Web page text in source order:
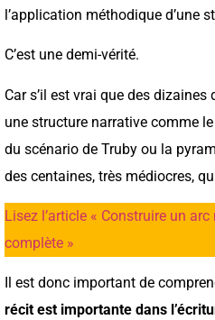
l’application méthodique d’une
C’est une demi-vérité.
Car s’il est vrai que des
une structure narrative comme
du scénario de Truby ou la
des centaines, très médiocres,
Lisez l’article « Construire un
complète »
Il est donc important de
récit est importante dans